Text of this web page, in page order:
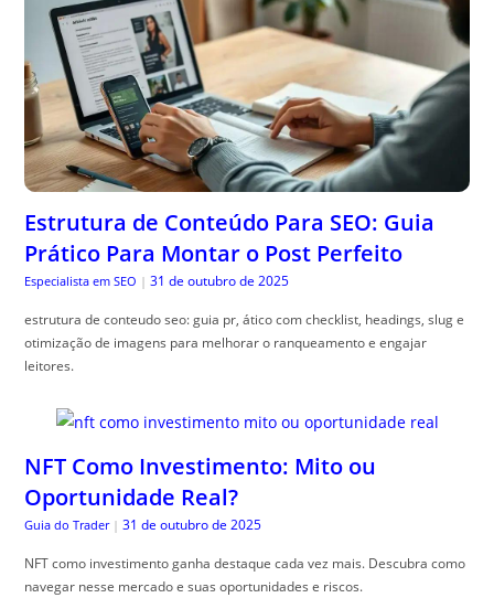
Estrutura de Conteúdo Para SEO: Guia
Prático Para Montar o Post Perfeito
Especialista em SEO | 31 de outubro de 2025
estrutura de conteudo seo: guia pr, ático com checklist, headings, slug e
otimização de imagens para melhorar o ranqueamento e engajar
leitores.
NFT Como Investimento: Mito ou
Oportunidade Real?
Guia do Trader | 31 de outubro de 2025
NFT como investimento ganha destaque cada vez mais. Descubra como
navegar nesse mercado e suas oportunidades e riscos.